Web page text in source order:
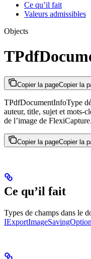
Ce qu’il fait
Valeurs admissibles
Objects
Copier la pageCopier la
TPdfDocumentInfoType
auteur, title, sujet et mots-
de l’image de FlexiCapture.
Copier la pageCopier la
Ce qu’il fait
Types de champs dans le